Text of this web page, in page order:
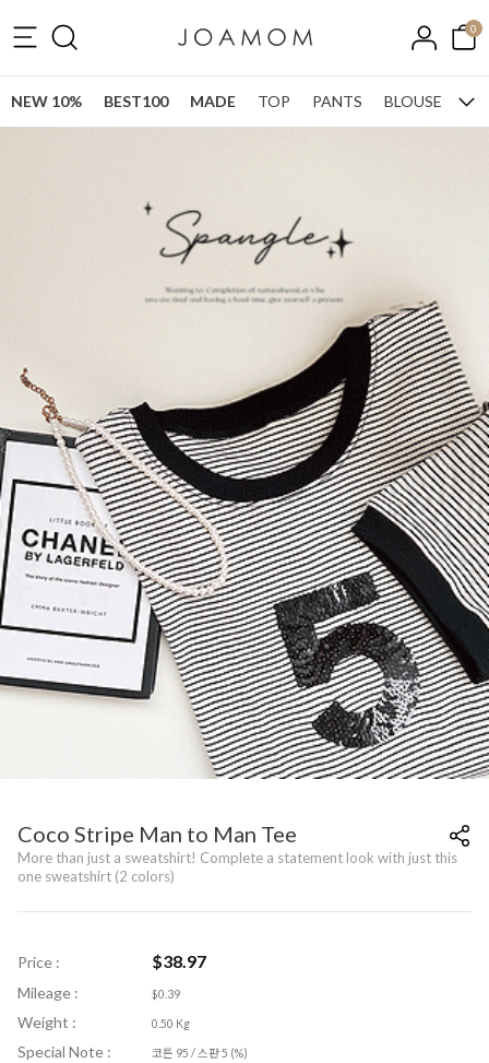
0
NEW 10% BEST100 MADE TOP PANTS BLOUSE
Coco Stripe Man to Man Tee
More than just a sweatshirt! Complete a statement look with just this
one sweatshirt (2 colors)
Price : $38.97
Mileage : $0.39
Weight : 0.50 Kg
Special Note : 코튼 95 / 스판 5 (%)